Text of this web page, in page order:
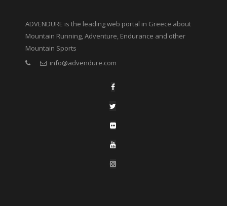
ADVENDURE is the leading web portal in Greece about
Mountain Running, Adventure, Endurance and other
Mountain Sports
info@advendure.com